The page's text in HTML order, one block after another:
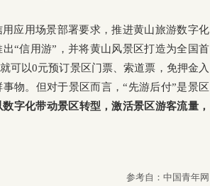
应用场景部署要求，推进黄山旅游数字化
“信用游”，并将黄山风景区打造为全国首
可以0元预订景区门票、索道票，免押金入
物。但对于景区而言，“先游后付”是景区
数字化带动景区转型，激活景区游客流量，
参考自：中国青年网